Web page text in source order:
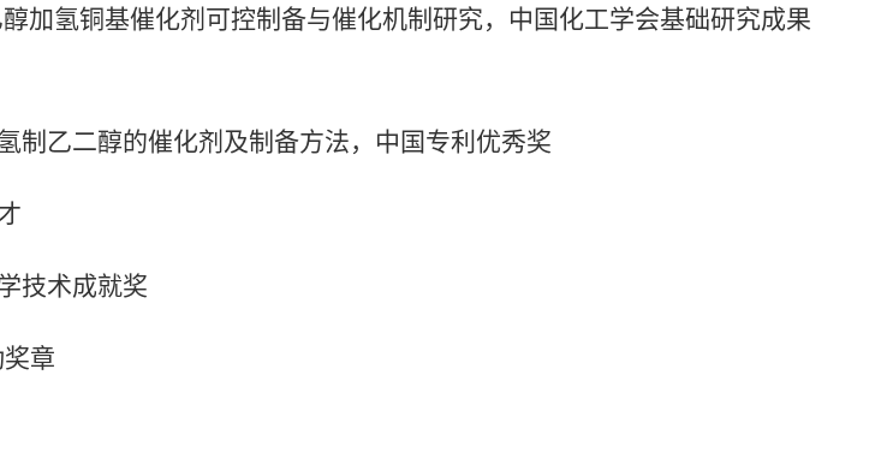
醇加氢铜基催化剂可控制备与催化机制研究，中国化工学会基础研究成果
制乙二醇的催化剂及制备方法，中国专利优秀奖
技术成就奖
章